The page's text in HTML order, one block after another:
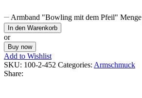
Armband "Bowling mit dem Pfeil" Menge
In den Warenkorb
or
Buy now
Add to Wishlist
SKU: 100-2-452 Categories: Armschmuck
Share: